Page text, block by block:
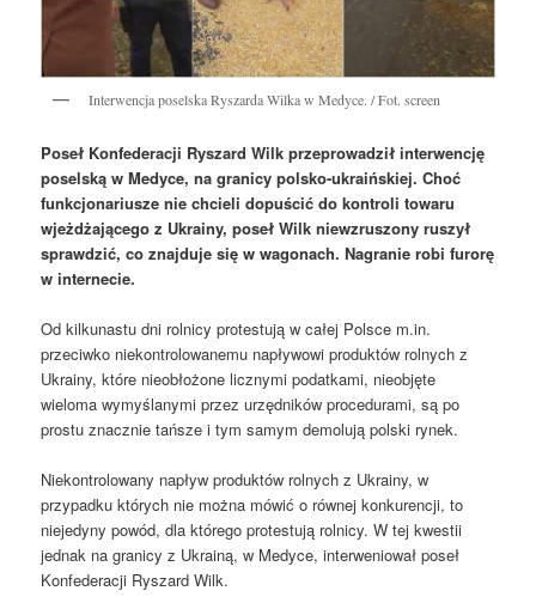
Interwencja poselska Ryszarda Wilka w Medyce. / Fot. screen
Poseł Konfederacji Ryszard Wilk przeprowadził interwencję
poselską w Medyce, na granicy polsko-ukraińskiej. Choć
funkcjonariusze nie chcieli dopuścić do kontroli towaru
wjeżdżającego z Ukrainy, poseł Wilk niewzruszony ruszył
sprawdzić, co znajduje się w wagonach. Nagranie robi furorę
w internecie.
Od kilkunastu dni rolnicy protestują w całej Polsce m.in.
przeciwko niekontrolowanemu napływowi produktów rolnych z
Ukrainy, które nieobłożone licznymi podatkami, nieobjęte
wieloma wymyślanymi przez urzędników procedurami, są po
prostu znacznie tańsze i tym samym demolują polski rynek.
Niekontrolowany napływ produktów rolnych z Ukrainy, w
przypadku których nie można mówić o równej konkurencji, to
niejedyny powód, dla którego protestują rolnicy. W tej kwestii
jednak na granicy z Ukrainą, w Medyce, interweniował poseł
Konfederacji Ryszard Wilk.